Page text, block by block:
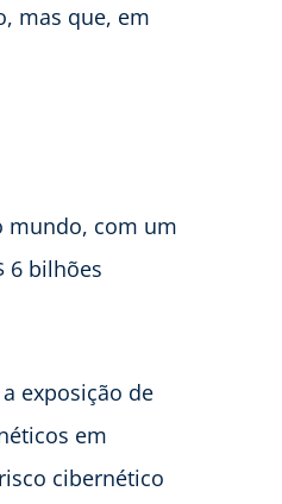
mas que, em
mundo, com um
6 bilhões
exposição de
em
cibernético